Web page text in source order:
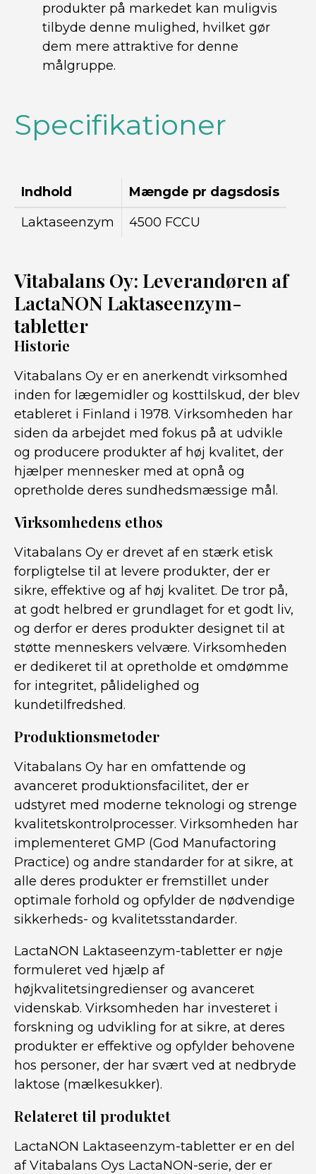
produkter på markedet kan muligvis
tilbyde denne mulighed, hvilket gør
dem mere attraktive for denne
målgruppe.
Specifikationer
Indhold
Mængde pr dagsdosis
Laktaseenzym
4500 FCCU
Vitabalans Oy: Leverandøren af
LactaNON Laktaseenzym-
tabletter
Historie
Vitabalans Oy er en anerkendt virksomhed
inden for lægemidler og kosttilskud, der blev
etableret i Finland i 1978. Virksomheden har
siden da arbejdet med fokus på at udvikle
og producere produkter af høj kvalitet, der
hjælper mennesker med at opnå og
opretholde deres sundhedsmæssige mål.
Virksomhedens ethos
Vitabalans Oy er drevet af en stærk etisk
forpligtelse til at levere produkter, der er
sikre, effektive og af høj kvalitet. De tror på,
at godt helbred er grundlaget for et godt liv,
og derfor er deres produkter designet til at
støtte menneskers velvære. Virksomheden
er dedikeret til at opretholde et omdømme
for integritet, pålidelighed og
kundetilfredshed.
Produktionsmetoder
Vitabalans Oy har en omfattende og
avanceret produktionsfacilitet, der er
udstyret med moderne teknologi og strenge
kvalitetskontrolprocesser. Virksomheden har
implementeret GMP (God Manufactoring
Practice) og andre standarder for at sikre, at
alle deres produkter er fremstillet under
optimale forhold og opfylder de nødvendige
sikkerheds- og kvalitetsstandarder.
LactaNON Laktaseenzym-tabletter er nøje
formuleret ved hjælp af
højkvalitetsingredienser og avanceret
videnskab. Virksomheden har investeret i
forskning og udvikling for at sikre, at deres
produkter er effektive og opfylder behovene
hos personer, der har svært ved at nedbryde
laktose (mælkesukker).
Relateret til produktet
LactaNON Laktaseenzym-tabletter er en del
af Vitabalans Oys LactaNON-serie, der er